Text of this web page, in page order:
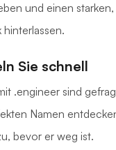
und einen
hinterlassen.
Sie schnell
.engineer sind
Namen
bevor er weg ist.